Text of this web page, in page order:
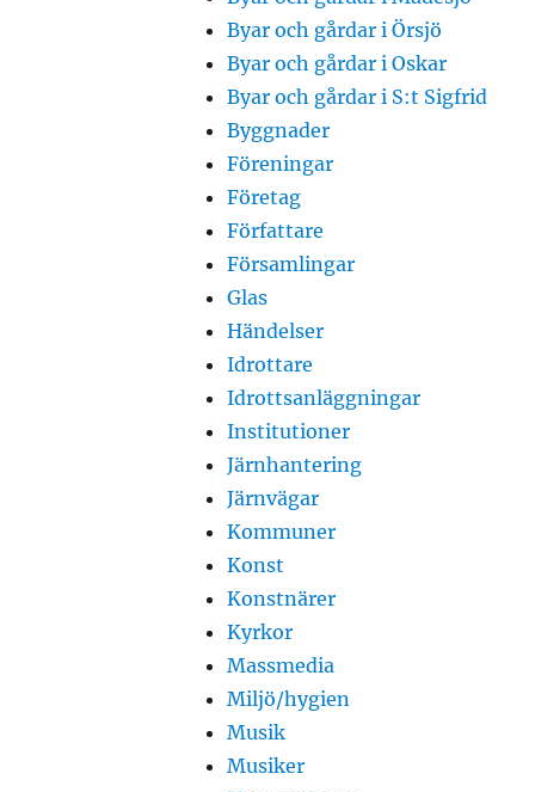
Byar och gårdar i Örsjö
Byar och gårdar i Oskar
Byar och gårdar i S:t Sigfrid
Byggnader
Föreningar
Företag
Författare
Församlingar
Glas
Händelser
Idrottare
Idrottsanläggningar
Institutioner
Järnhantering
Järnvägar
Kommuner
Konst
Konstnärer
Kyrkor
Massmedia
Miljö/hygien
Musik
Musiker